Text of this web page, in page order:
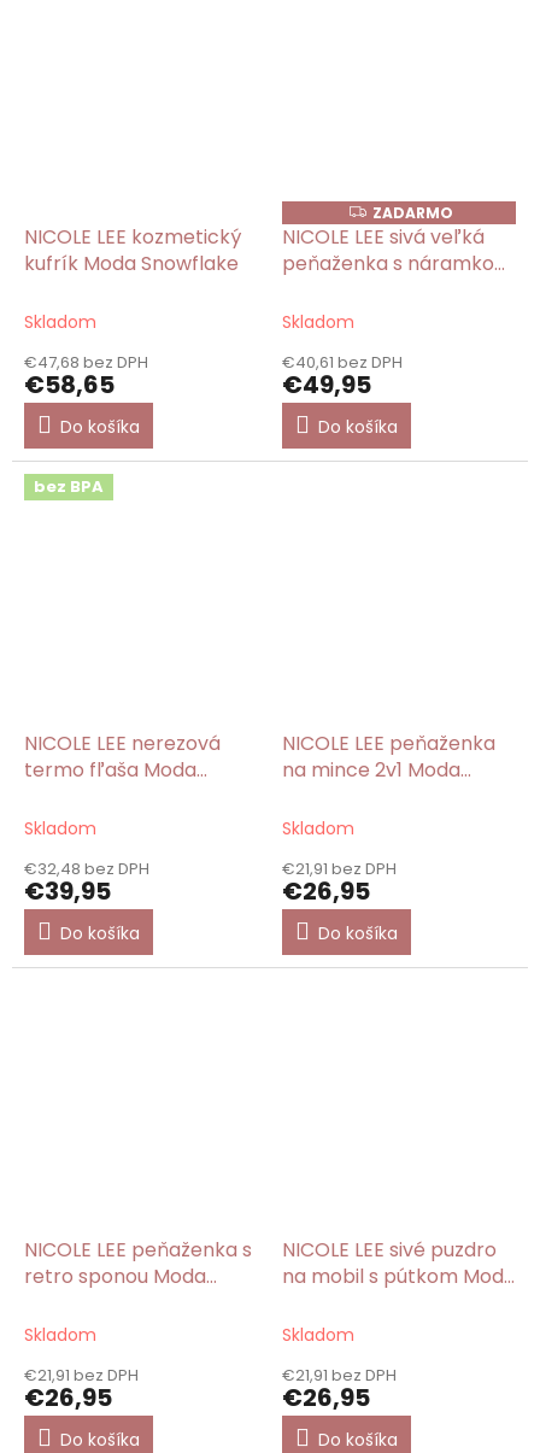
NICOLE LEE kozmetický
kufrík Moda Snowflake
Skladom
€47,68 bez DPH
€58,65
Do košíka
Z
A
D
A
ZADARMO
NICOLE LEE sivá veľká
peňaženka s náramkom
Skladom
€40,61 bez DPH
€49,95
Do košíka
bez BPA
NICOLE LEE nerezová
termo fľaša Moda
Skladom
€32,48 bez DPH
€39,95
Do košíka
NICOLE LEE peňaženka
na mince 2v1 Moda
Skladom
€21,91 bez DPH
€26,95
Do košíka
NICOLE LEE peňaženka s
retro sponou Moda
Skladom
€21,91 bez DPH
€26,95
Do košíka
NICOLE LEE sivé puzdro
na mobil s pútkom Moda
Skladom
€21,91 bez DPH
€26,95
Do košíka